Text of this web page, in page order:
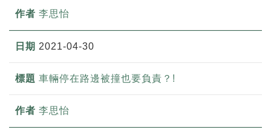
李思怡
2021-04-30
車輛停在路邊被撞也要負責？!
李思怡